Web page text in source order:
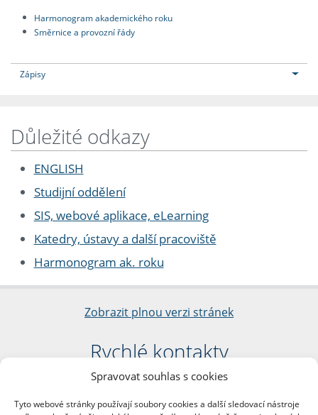
Spravovat souhlas s cookies
Tyto webové stránky používají soubory cookies a další sledovací nástroje
Harmonogram akademického roku
Směrnice a provozní řády
Zápisy
Důležité odkazy
ENGLISH
Studijní oddělení
SIS, webové aplikace, eLearning
Katedry, ústavy a další pracoviště
Harmonogram ak. roku
Zobrazit plnou verzi stránek
Rychlé kontakty
Filozofická fakulta
nám. Jana Palacha 1/2